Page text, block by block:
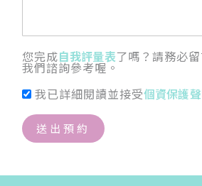
您完成自我評量表了嗎？請務必
我們諮詢參考喔。
我已詳細閱讀並接受個資保護
送出預約